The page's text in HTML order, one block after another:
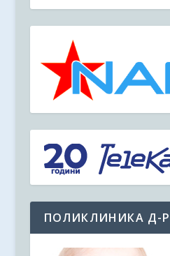
ПОЛИКЛИНИКА Д-